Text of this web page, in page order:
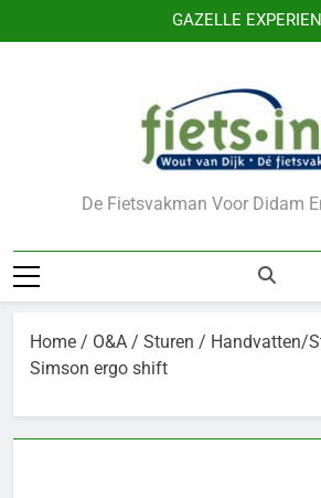
naar
GAZELLE
VERKLEIN DE KANS OP DIEFSTAL
GAZELLE
VERKLEIN DE KANS OP DIEFSTAL
De Fietsvakman Voor Didam
Home / O&A / Sturen / Handvatten/
Simson ergo shift